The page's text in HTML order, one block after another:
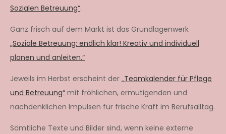
Sozialen Betreuung“.
Ganz frisch auf dem Markt ist das Grundlagenwerk
„Soziale Betreuung: endlich klar! Kreativ und individuell
planen und anleiten.“
Jeweils im Herbst erscheint der „Teamkalender für Pflege
und Betreuung“ mit fröhlichen, ermutigenden und
nachdenklichen Impulsen für frische Kraft im Berufsalltag.
Sämtliche Texte und Bilder sind, wenn keine externe